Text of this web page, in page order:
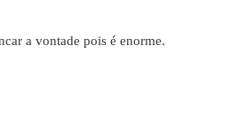
a vontade pois é enorme.